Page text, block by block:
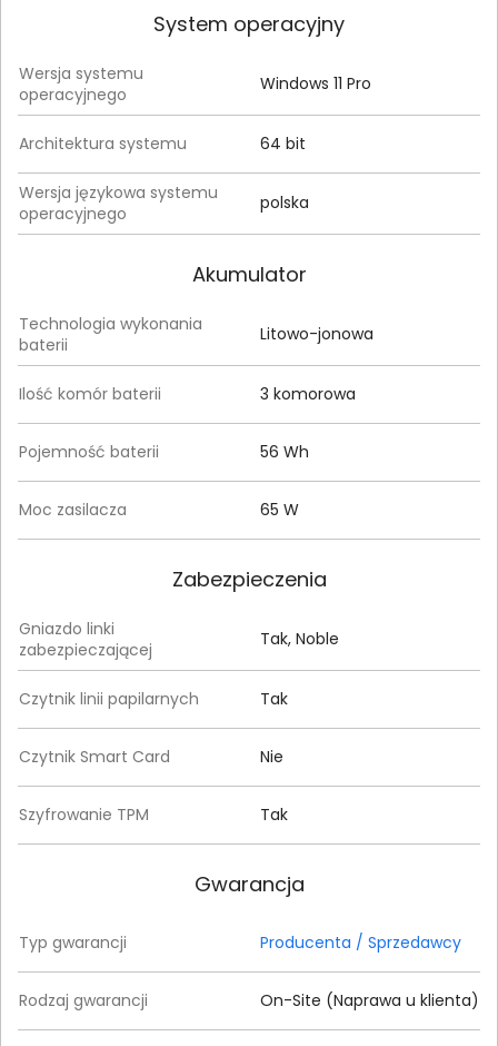
System operacyjny
Wersja systemu
operacyjnego
Windows 11 Pro
Architektura systemu 64 bit
Wersja językowa systemu
operacyjnego
polska
Akumulator
Technologia wykonania
baterii
Litowo-jonowa
Ilość komór baterii 3 komorowa
Pojemność baterii 56 Wh
Moc zasilacza 65 W
Zabezpieczenia
Gniazdo linki
zabezpieczającej
Tak, Noble
Czytnik linii papilarnych Tak
Czytnik Smart Card Nie
Szyfrowanie TPM Tak
Gwarancja
Typ gwarancji Producenta / Sprzedawcy
Rodzaj gwarancji On-Site (Naprawa u klienta)